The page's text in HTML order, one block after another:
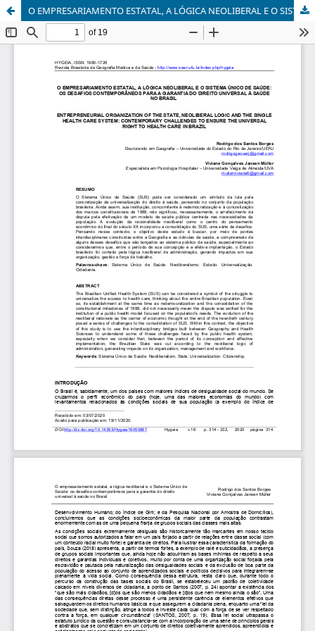
O EMPRESARIAMENTO ESTATAL, A LÓGICA NEOLIBERAL E O SISTEMA ÚNICO DE SAÚDE: OS DESAFIOS CONTEMPORÂNEOS PARA A GARANTIA DO DIREITO UNIVERSAL À SAÚDE NO BRASIL